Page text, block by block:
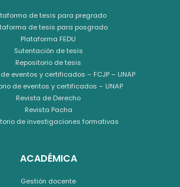
de tesis para pregrado
de tesis para posgrado
Plataforma FEDU
Sutentación de tesis
Repositorio de tesis
eventos y certificados – FCJP – UNAP
de eventos y certificados – UNAP
Revista de Derecho
Revista Pacha
de investigaciones formativas
ACADÉMICA
Gestión docente